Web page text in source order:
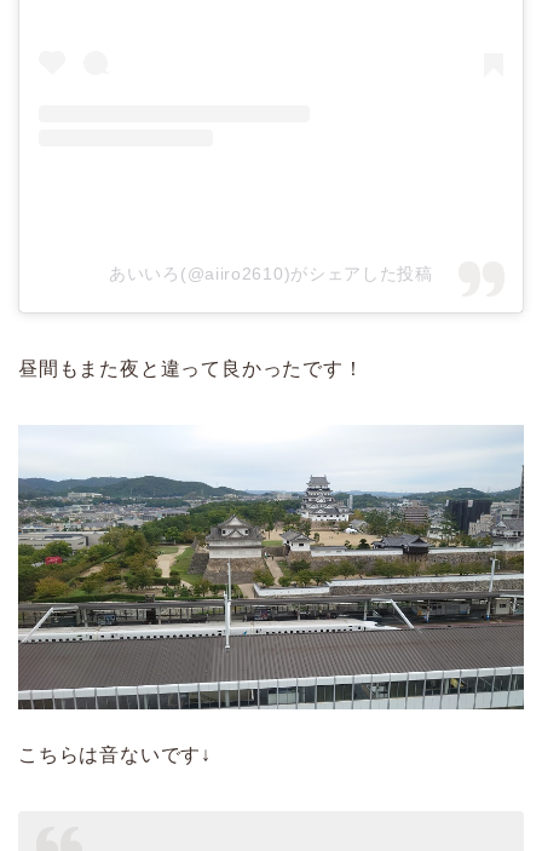
あいいろ(@aiiro2610)がシェアした投稿
昼間もまた夜と違って良かったです！
こちらは音ないです↓